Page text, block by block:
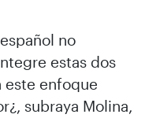
no
estas dos
este enfoque
subraya Molina,